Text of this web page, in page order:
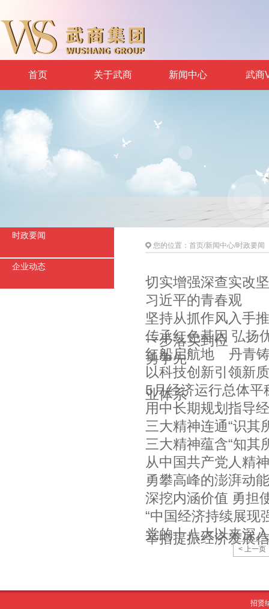
首页 关于武商 新闻中心 武商
时政要闻
企业动态
您的位置： 首页/新闻中心/时政要闻
切实增强深查实改
习近平的青春观
坚持从抓作风入手
一步落实到位
传承红色基因 弘扬
勇争先
红船启航地 丹青
以科技创新引领新
业体系
5月经济运行总体
用中长期规划指导
三大精神连通“识其
三大精神蕴含“知其
从中国共产党人精
勇攀高峰的澎湃动能
深挖内涵价值 勇担
“中国经济持续展
举措提振经济发展
党的十八大以来深
< 上一页
招贤